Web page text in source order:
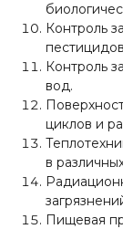
Контроль
Контроль
вод.
циклов и
в
Пищевая